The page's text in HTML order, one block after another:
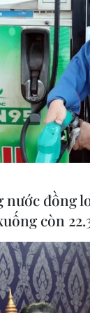
Phú Trung
nước đồng
còn